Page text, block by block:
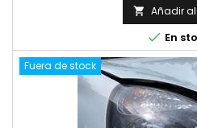
 Añadir
 En
Fuera de stock